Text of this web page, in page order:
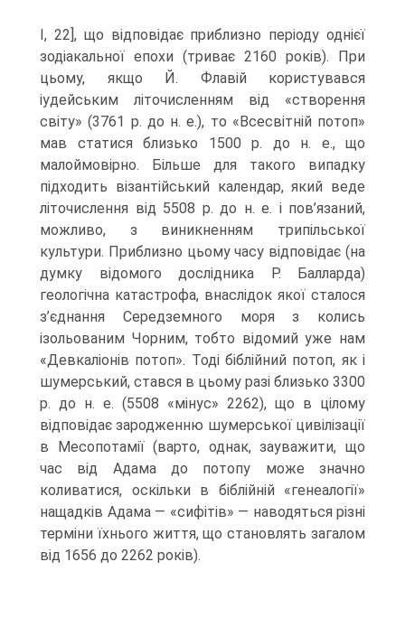
I, 22], що відповідає приблизно періоду однієї
зодіакальної епохи (триває 2160 років). При
цьому, якщо Й. Флавій користувався
іудейським літочисленням від «створення
світу» (3761 р. до н. е.), то «Всесвітній потоп»
мав статися близько 1500 р. до н. е., що
малоймовірно. Більше для тако­го випадку
підходить візантійський календар, який веде
літочислення від 5508 р. до н. е. і пов’язаний,
можливо, з виникненням трипільської
культури. Приблизно цьому часу відповідає (на
думку відомого дослідника Р. Балларда)
геологічна катас­трофа, внаслідок якої сталося
з’єднання Середземного моря з колись
ізольованим Чорним, тобто відомий уже нам
«Девкаліонів потоп». Тоді біблійний потоп, як і
шумерський, стався в цьому разі близько 3300
р. до н. е. (5508 «мінус» 2262), що в цілому
відповідає зародженню шумерської цивілізації
в Месопотамії (варто, однак, за­уважити, що
час від Адама до потопу може значно
коливатися, оскільки в біблій­ній «генеалогії»
нащадків Адама — «сифітів» — наводяться різні
терміни їхнього життя, що становлять загалом
від 1656 до 2262 років).